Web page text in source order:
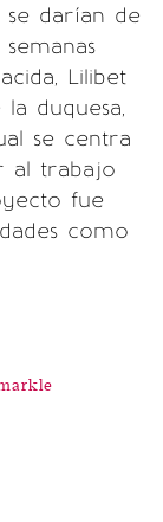
darían de
Lilibet
duquesa,
se centra
al trabajo
fue
como